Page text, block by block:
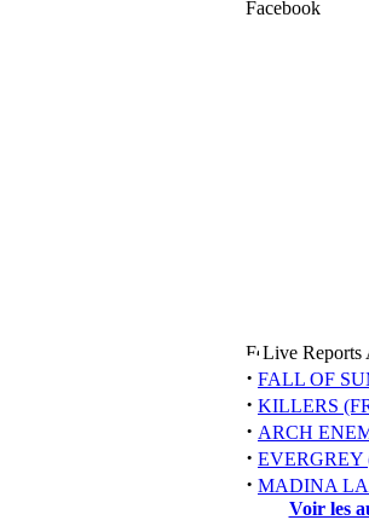
Facebook
Live Reports
· FALL OF
· KILLERS
· ARCH
· EVERGREY
· MADINA
Voir les